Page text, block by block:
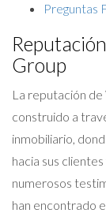
Preguntas
Group
La reputación de
construido a
inmobiliario,
hacia sus
numerosos
han encontrado